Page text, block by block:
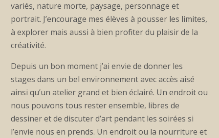
variés, nature morte, paysage, personnage et
portrait. J’encourage mes élèves à pousser les limites,
à explorer mais aussi à bien profiter du plaisir de la
créativité.
Depuis un bon moment j’ai envie de donner les
stages dans un bel environnement avec accès aisé
ainsi qu’un atelier grand et bien éclairé. Un endroit ou
nous pouvons tous rester ensemble, libres de
dessiner et de discuter d’art pendant les soirées si
l’envie nous en prends. Un endroit ou la nourriture et